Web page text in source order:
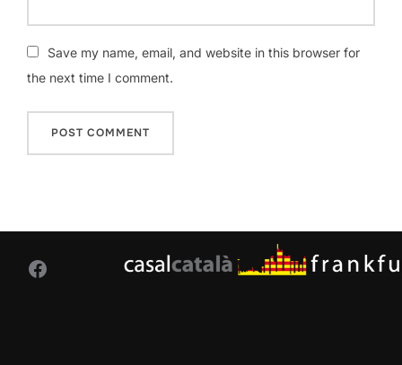
Save my name, email, and website in this browser for
the next time I comment.
Facebook